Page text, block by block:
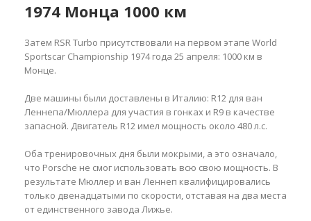
1974 Монца 1000 км
Затем RSR Turbo присутствовали на первом этапе World
Sportscar Championship 1974 года 25 апреля: 1000 км в
Монце.
Две машины были доставлены в Италию: R12 для ван
Леннепа/Мюллера для участия в гонках и R9 в качестве
запасной. Двигатель R12 имел мощность около 480 л.с.
Оба тренировочных дня были мокрыми, а это означало,
что Porsche не смог использовать всю свою мощность. В
результате Мюллер и ван Леннеп квалифицировались
только двенадцатыми по скорости, отставая на два места
от единственного завода Лижье.